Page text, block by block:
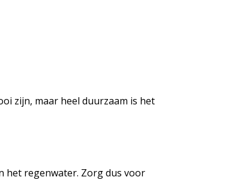
zijn, maar heel duurzaam is het
het regenwater. Zorg dus voor